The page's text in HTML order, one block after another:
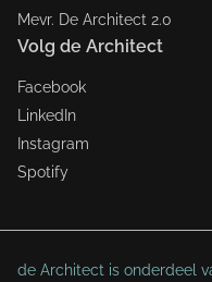
Mevr. De Architect 2.0
Volg de Architect
Facebook
LinkedIn
Instagram
Spotify
de Architect is onderdeel